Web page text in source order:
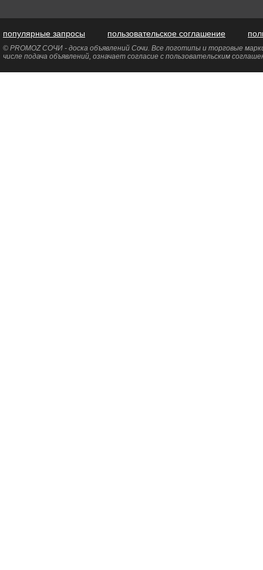
популярные запросы пользовательское соглашение
© PROMOZ СОЧИ - доска объявлений Сочи. Все логотипы и торговые
числе подача объявлений, означает согласие с пользовательским